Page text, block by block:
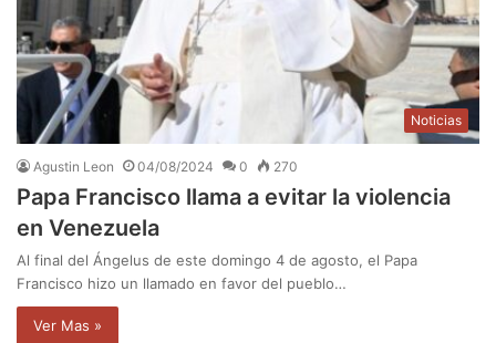
Noticias
Agustin Leon 04/08/2024 0 270
Papa Francisco llama a evitar la violencia
en Venezuela
Al final del Ángelus de este domingo 4 de agosto, el Papa
Francisco hizo un llamado en favor del pueblo…
Ver Mas »